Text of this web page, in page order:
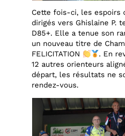
Cette fois-ci, les espoirs
dirigés vers Ghislaine P.
D85+. Elle a tenue son
un nouveau titre de
FELICITATION
. En
12 autres orienteurs
départ, les résultats ne
rendez-vous.